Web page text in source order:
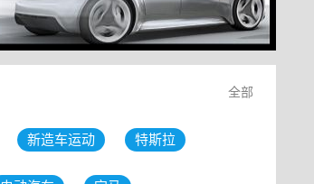
全部
新造车运动 特斯拉